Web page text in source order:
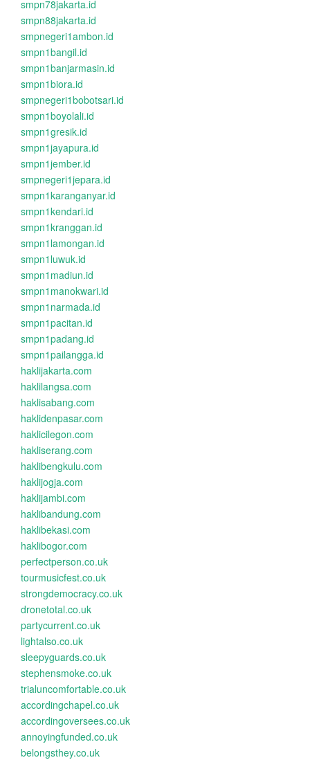
smpn78jakarta.id
smpn88jakarta.id
smpnegeri1ambon.id
smpn1bangil.id
smpn1banjarmasin.id
smpn1biora.id
smpnegeri1bobotsari.id
smpn1boyolali.id
smpn1gresik.id
smpn1jayapura.id
smpn1jember.id
smpnegeri1jepara.id
smpn1karanganyar.id
smpn1kendari.id
smpn1kranggan.id
smpn1lamongan.id
smpn1luwuk.id
smpn1madiun.id
smpn1manokwari.id
smpn1narmada.id
smpn1pacitan.id
smpn1padang.id
smpn1pailangga.id
haklijakarta.com
haklilangsa.com
haklisabang.com
haklidenpasar.com
haklicilegon.com
hakliserang.com
haklibengkulu.com
haklijogja.com
haklijambi.com
haklibandung.com
haklibekasi.com
haklibogor.com
perfectperson.co.uk
tourmusicfest.co.uk
strongdemocracy.co.uk
dronetotal.co.uk
partycurrent.co.uk
lightalso.co.uk
sleepyguards.co.uk
stephensmoke.co.uk
trialuncomfortable.co.uk
accordingchapel.co.uk
accordingoversees.co.uk
annoyingfunded.co.uk
belongsthey.co.uk